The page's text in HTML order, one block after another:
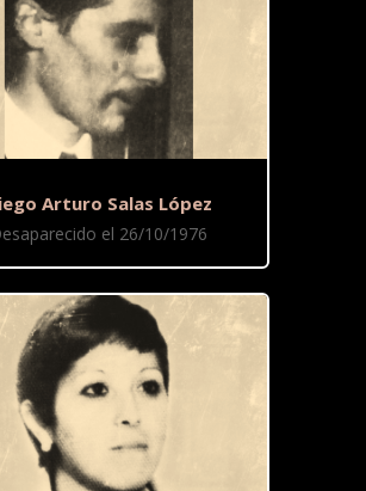
Arturo Salas López
el 26/10/1976